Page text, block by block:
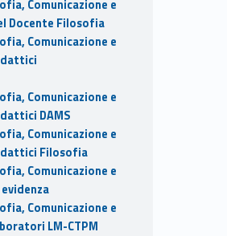
Comunicazione e
Docente Filosofia
Comunicazione e
Comunicazione e
DAMS
Comunicazione e
Filosofia
Comunicazione e
Comunicazione e
LM-CTPM